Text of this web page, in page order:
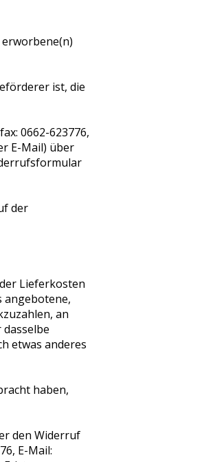
ist, die
0662-623776,
E-Mail) über
der
Lieferkosten
angebotene,
an
etwas anderes
haben,
den Widerruf
E-Mail: